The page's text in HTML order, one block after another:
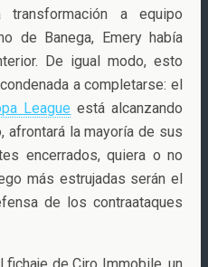
a equipo
de Banega, Emery había
De igual modo, esto
a completarse: el
League está alcanzando
afrontará la mayoría de sus
encerrados, quiera o no
más estrujadas serán el
de los contraataques